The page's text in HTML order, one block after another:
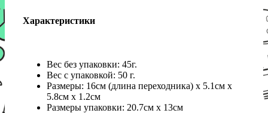
Характеристики
Вес без упаковки: 45г.
Вес с упаковкой: 50 г.
Размеры: 16см (длина переходника) х 5.1см х
5.8см х 1.2см
Размеры упаковки: 20.7см х 13см